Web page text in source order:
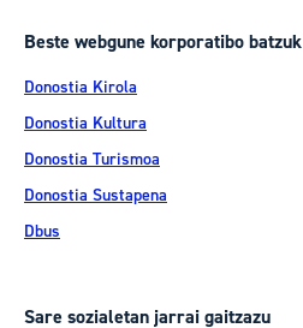
Beste webgune korporatibo batzuk
Donostia Kirola
Donostia Kultura
Donostia Turismoa
Donostia Sustapena
Dbus
Sare sozialetan jarrai gaitzazu